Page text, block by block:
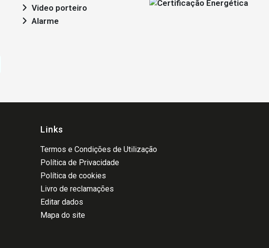
Video porteiro
Alarme
Links
Termos e Condições de Utilização
Política de Privacidade
Política de cookies
Livro de reclamações
Editar dados
Mapa do site